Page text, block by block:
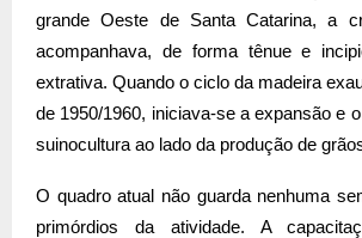
grande Oeste de Santa Catarina, a
acompanhava, de forma tênue e
extrativa. Quando o ciclo da madeira
de 1950/1960, iniciava-se a expansão e
suinocultura ao lado da produção de
O quadro atual não guarda nenhuma
primórdios da atividade. A